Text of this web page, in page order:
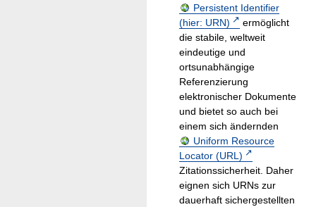
Persistent Identifier
(hier: URN)
ermöglicht
die stabile, weltweit
eindeutige und
ortsunabhängige
Referenzierung
elektronischer Dokumente
und bietet so auch bei
einem sich ändernden
Uniform Resource
Locator (URL)
Zitationssicherheit. Daher
eignen sich URNs zur
dauerhaft sichergestellten